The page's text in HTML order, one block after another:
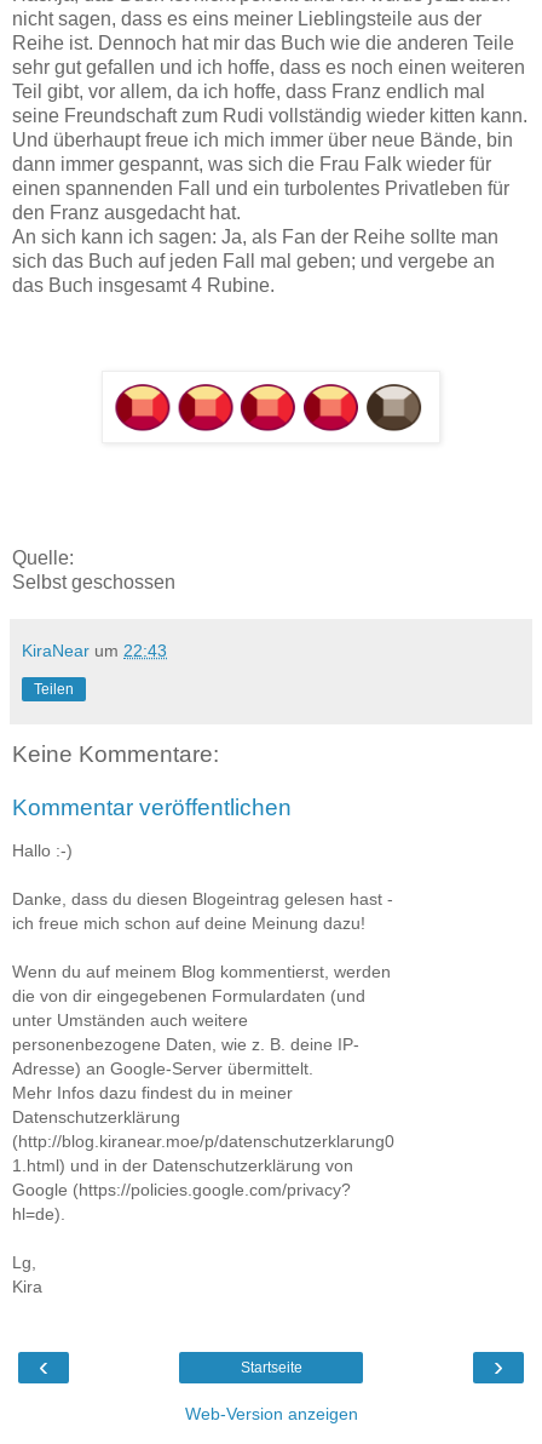
nicht sagen, dass es eins meiner Lieblingsteile aus der
Reihe ist. Dennoch hat mir das Buch wie die anderen Teile
sehr gut gefallen und ich hoffe, dass es noch einen weiteren
Teil gibt, vor allem, da ich hoffe, dass Franz endlich mal
seine Freundschaft zum Rudi vollständig wieder kitten kann.
Und überhaupt freue ich mich immer über neue Bände, bin
dann immer gespannt, was sich die Frau Falk wieder für
einen spannenden Fall und ein turbolentes Privatleben für
den Franz ausgedacht hat.
An sich kann ich sagen: Ja, als Fan der Reihe sollte man
sich das Buch auf jeden Fall mal geben; und vergebe an
das Buch insgesamt 4 Rubine.
Quelle:
Selbst geschossen
KiraNear um 22:43
Teilen
Keine Kommentare:
Kommentar veröffentlichen
Hallo :-)
Danke, dass du diesen Blogeintrag gelesen hast -
ich freue mich schon auf deine Meinung dazu!
Wenn du auf meinem Blog kommentierst, werden
die von dir eingegebenen Formulardaten (und
unter Umständen auch weitere
personenbezogene Daten, wie z. B. deine IP-
Adresse) an Google-Server übermittelt.
Mehr Infos dazu findest du in meiner
Datenschutzerklärung
(http://blog.kiranear.moe/p/datenschutzerklarung0
1.html) und in der Datenschutzerklärung von
Google (https://policies.google.com/privacy?
hl=de).
Lg,
Kira
‹ ›
Startseite
Web-Version anzeigen